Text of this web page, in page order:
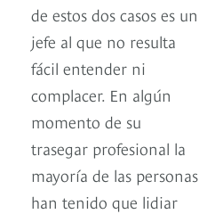
de estos dos casos es un
jefe al que no resulta
fácil entender ni
complacer. En algún
momento de su
trasegar profesional la
mayoría de las personas
han tenido que lidiar